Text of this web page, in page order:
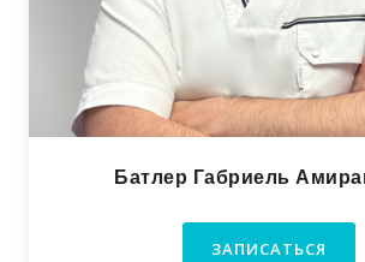
Батлер Габриель
ЗАПИСАТЬСЯ